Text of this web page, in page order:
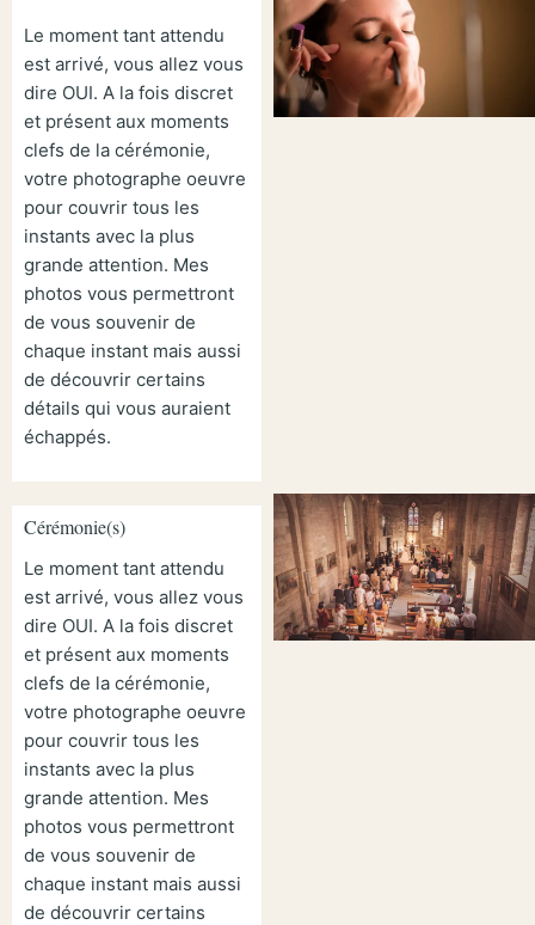
Le moment tant attendu
est arrivé, vous allez vous
dire OUI. A la fois discret
et présent aux moments
clefs de la cérémonie,
votre photographe oeuvre
pour couvrir tous les
instants avec la plus
grande attention. Mes
photos vous permettront
de vous souvenir de
chaque instant mais aussi
de découvrir certains
détails qui vous auraient
échappés.
Cérémonie(s)
Le moment tant attendu
est arrivé, vous allez vous
dire OUI. A la fois discret
et présent aux moments
clefs de la cérémonie,
votre photographe oeuvre
pour couvrir tous les
instants avec la plus
grande attention. Mes
photos vous permettront
de vous souvenir de
chaque instant mais aussi
de découvrir certains